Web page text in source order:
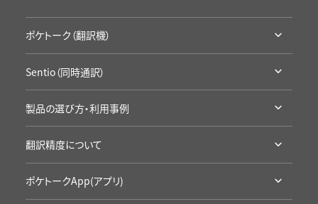
ポケトーク（翻訳機）
アクセサリ・保証
通信SIMの延長
お試し・レンタル
Sentio（同時通訳）
導入事例
カンファレンスに
学校の授業に
製品の選び方・利用事例
学校の事例
翻訳精度について
ポケトークApp(アプリ)